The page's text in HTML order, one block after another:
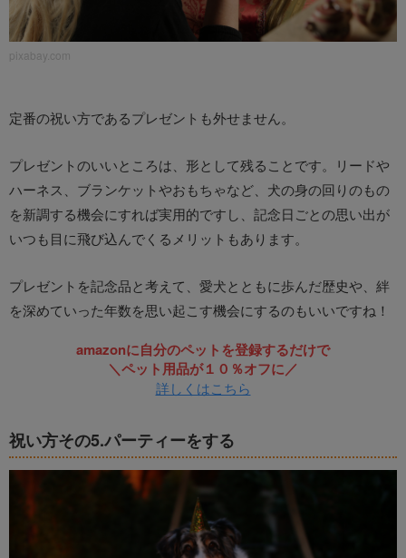
pixabay.com
定番の祝い方であるプレゼントも外せません。
プレゼントのいいところは、形として残ることです。リードや
ハーネス、ブランケットやおもちゃなど、犬の身の回りのもの
を新調する機会にすれば実用的ですし、記念日ごとの思い出が
いつも目に飛び込んでくるメリットもあります。
プレゼントを記念品と考えて、愛犬とともに歩んだ歴史や、絆
を深めていった年数を思い起こす機会にするのもいいですね！
amazonに自分のペットを登録するだけで
＼ペット用品が１０％オフに／
詳しくはこちら
祝い方その5.パーティーをする